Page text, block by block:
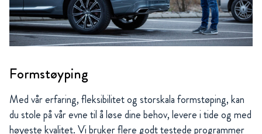
Formstøyping
Med vår erfaring, fleksibilitet og storskala formstøping, kan
du stole på vår evne til å løse dine behov, levere i tide og med
høyeste kvalitet. Vi bruker flere godt testede programmer